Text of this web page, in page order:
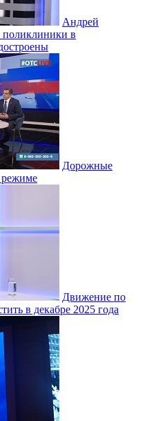
Андрей
поликлиники в
Дорожные
режиме
Движение по
в декабре 2025 года